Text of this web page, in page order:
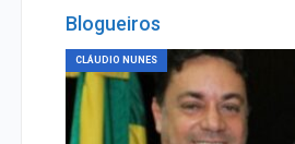
Blogueiros
CLÁUDIO NUNES